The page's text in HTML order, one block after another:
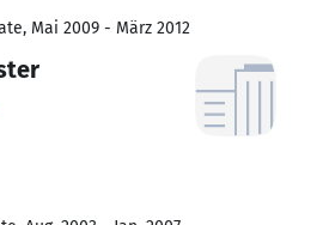
Mai 2009 - März 2012